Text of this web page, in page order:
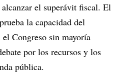
el superávit fiscal. El
la capacidad del
Congreso sin mayoría
por los recursos y los
pública.